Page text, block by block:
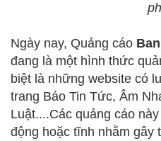
Ngày nay, Quảng cáo
đang là một hình thức
biệt là những website có
trang Báo Tin Tức, Âm
Luật....Các quảng cáo
động hoặc tĩnh nhằm gây